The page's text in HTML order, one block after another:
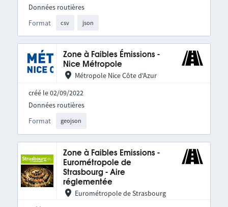
Format csv json
Données routières
Zone à Faibles Émissions -
Nice Métropole
Métropole Nice Côte d'Azur
créé le 02/09/2022
Format geojson
Données routières
Zone à Faibles Emissions -
Eurométropole de
Strasbourg - Aire
réglementée
Eurométropole de Strasbourg